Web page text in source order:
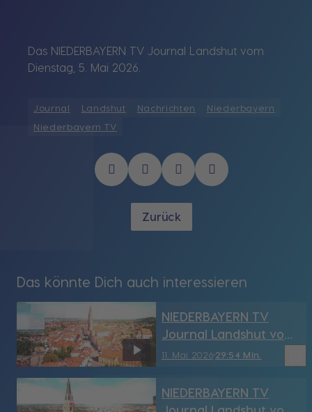
Das NIEDERBAYERN TV Journal Landshut vom
Dienstag, 5. Mai 2026.
Journal Landshut Nachrichten
Niederbayern
Niederbayern TV
Zurück
Das könnte Dich auch interessieren
11. Mai 202629:54 Min.
NIEDERBAYERN TV
Journal Landshut vom
11.05.2026
NIEDERBAYERN TV